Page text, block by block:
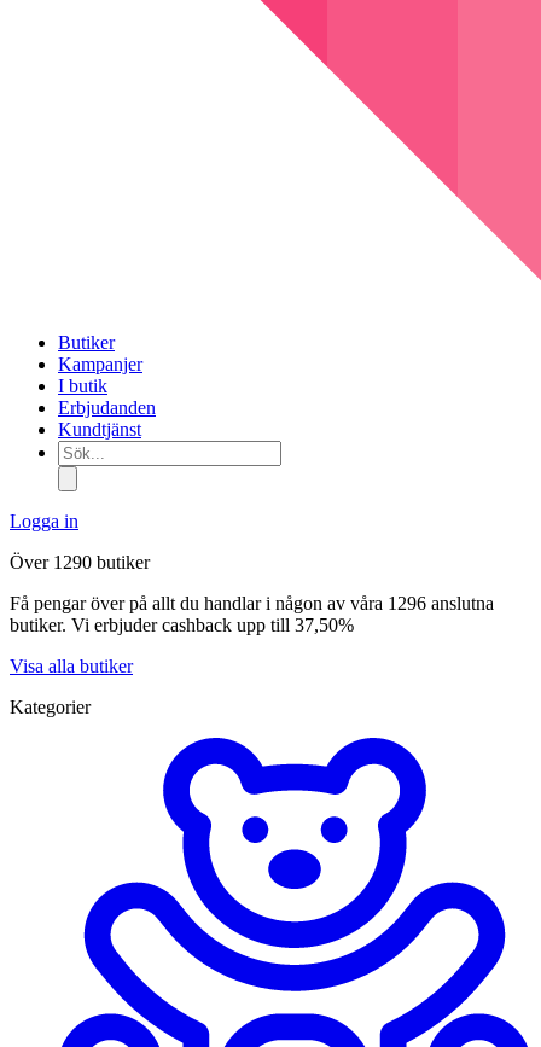
Butiker
Kampanjer
I butik
Erbjudanden
Kundtjänst
Sök...
Logga in
Över 1290 butiker
Få pengar över på allt du handlar i någon av våra 1296 anslutna
butiker. Vi erbjuder cashback upp till 37,50%
Visa alla butiker
Kategorier